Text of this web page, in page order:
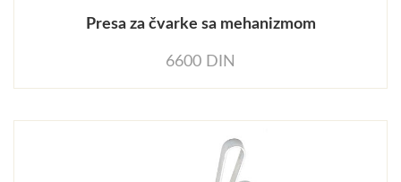
Presa za čvarke sa mehanizmom
6600 DIN